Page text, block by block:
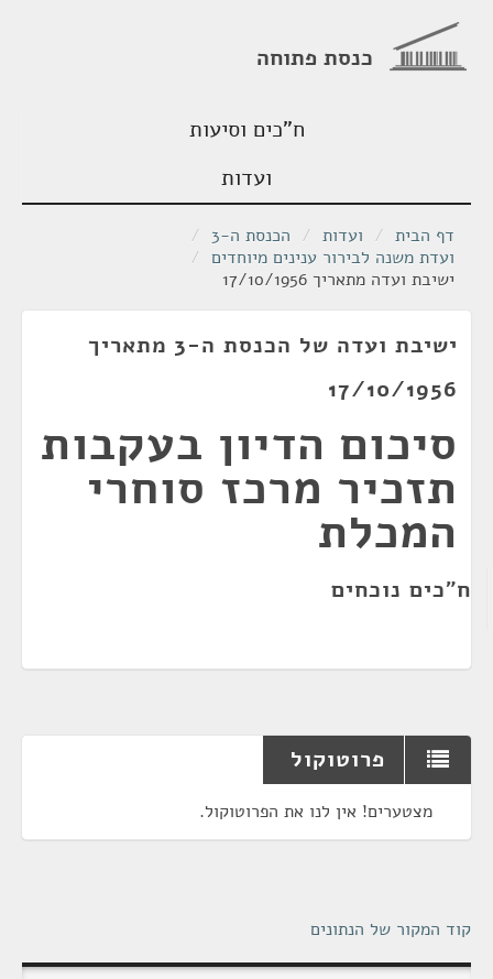
כנסת פתוחה
ח"כים וסיעות
ועדות
דף הבית / ועדות / הכנסת ה-3
/
ועדת משנה לבירור ענינים מיוחדים /
ישיבת ועדה מתאריך 17/10/1956
ישיבת ועדה של הכנסת ה-3 מתאריך
17/10/1956
סיכום הדיון בעקבות
תזכיר מרכז סוחרי
המכלת
ח"כים נוכחים
פרוטוקול
מצטערים! אין לנו את הפרוטוקול.
קוד המקור של הנתונים